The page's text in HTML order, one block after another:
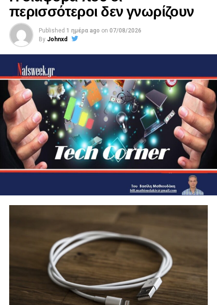
περισσότεροι δεν γνωρίζουν
Published 1 ημέρα ago on 07/08/2026
By Johnxd